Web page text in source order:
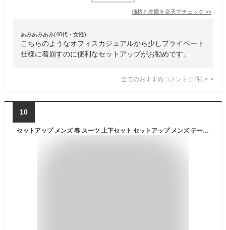
価格と在庫を楽天でチェック >>
あみあみあみ(40代・女性)
こちらのようなオフィスカジュアルから少しプライベート
仕様に着崩すのに便利なセットアップがお勧めです。
全てのおすすめコメント (1 件) >
10
セットアップ メンズ 春 スーツ 上下セット セットアップ メンズ テーラードジャケット スウェット スリムパンツ スキニーパンツ ジャケット 黒 ブラック チェック ストライプ ストレッチ オフィスカジュアル 春服 秋服 メンズファッション minority マイノリティ